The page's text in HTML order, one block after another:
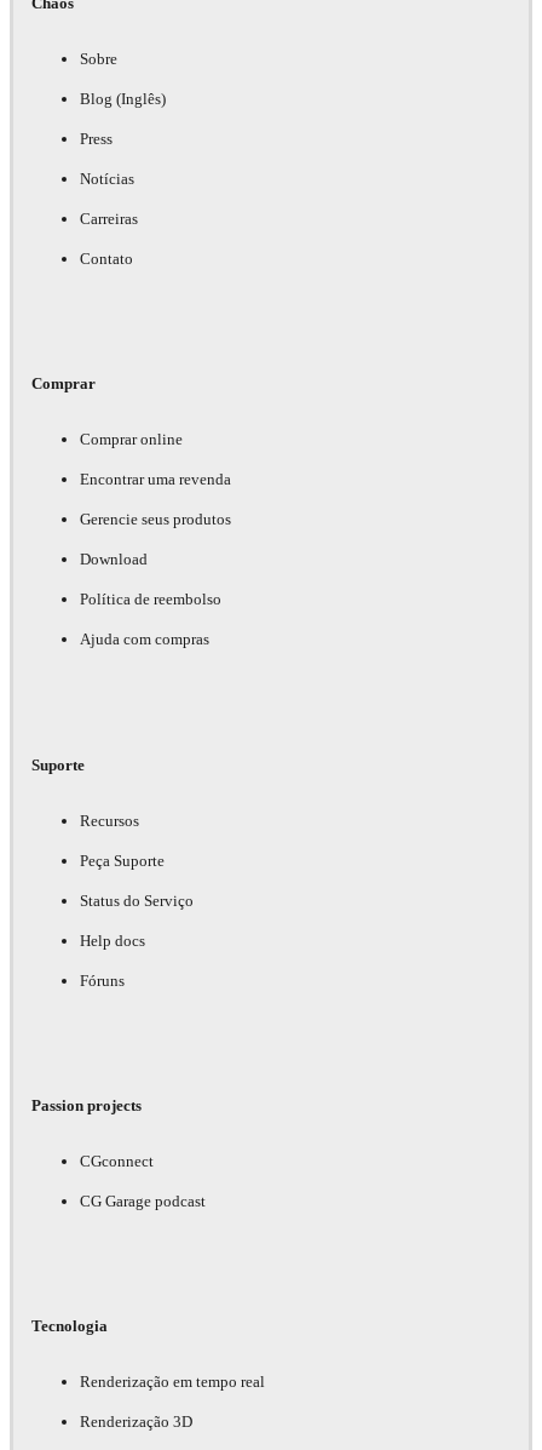
Sobre
Blog (Inglês)
Press
Notícias
Carreiras
Contato
Comprar
Comprar online
Encontrar uma revenda
Gerencie seus produtos
Download
Política de reembolso
Ajuda com compras
Suporte
Recursos
Peça Suporte
Status do Serviço
Help docs
Fóruns
Passion projects
CGconnect
CG Garage podcast
Tecnologia
Renderização em tempo real
Renderização 3D